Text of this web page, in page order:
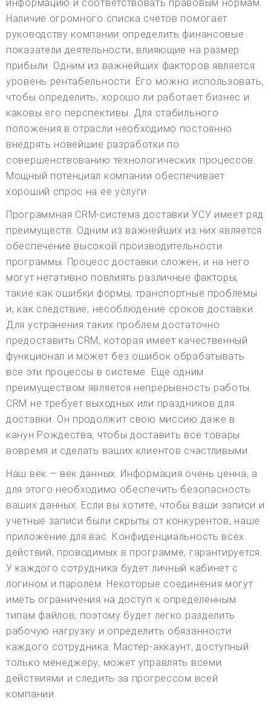
информацию и соответствовать правовым нормам.
Наличие огромного списка счетов помогает
руководству компании определить финансовые
показатели деятельности, влияющие на размер
прибыли. Одним из важнейших факторов является
уровень рентабельности. Его можно использовать,
чтобы определить, хорошо ли работает бизнес и
каковы его перспективы. Для стабильного
положения в отрасли необходимо постоянно
внедрять новейшие разработки по
совершенствованию технологических процессов.
Мощный потенциал компании обеспечивает
хороший спрос на ее услуги.
Программная CRM-система доставки УСУ имеет ряд
преимуществ. Одним из важнейших из них является
обеспечение высокой производительности
программы. Процесс доставки сложен, и на него
могут негативно повлиять различные факторы,
такие как ошибки формы, транспортные проблемы
и, как следствие, несоблюдение сроков доставки.
Для устранения таких проблем достаточно
предоставить CRM, которая имеет качественный
функционал и может без ошибок обрабатывать
все эти процессы в системе. Еще одним
преимуществом является непрерывность работы.
CRM не требует выходных или праздников для
доставки. Он продолжит свою миссию даже в
канун Рождества, чтобы доставить все товары
вовремя и сделать ваших клиентов счастливыми.
Наш век — век данных. Информация очень ценна, а
для этого необходимо обеспечить безопасность
ваших данных. Если вы хотите, чтобы ваши записи и
учетные записи были скрыты от конкурентов, наше
приложение для вас. Конфиденциальность всех
действий, проводимых в программе, гарантируется.
У каждого сотрудника будет личный кабинет с
логином и паролем. Некоторые соединения могут
иметь ограничения на доступ к определенным
типам файлов, поэтому будет легко разделить
рабочую нагрузку и определить обязанности
каждого сотрудника. Мастер-аккаунт, доступный
только менеджеру, может управлять всеми
действиями и следить за прогрессом всей
компании.